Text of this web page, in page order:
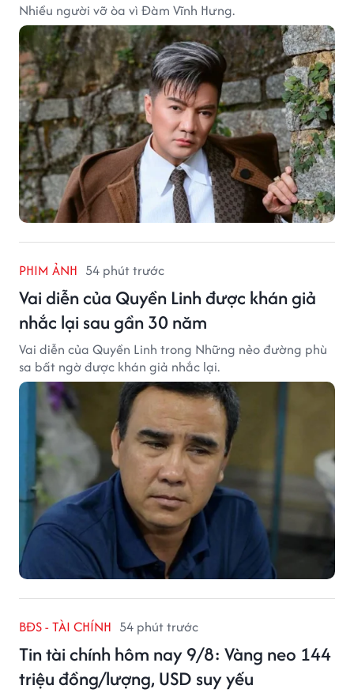
Nhiều người vỡ òa vì Đàm Vĩnh Hưng.
PHIM ẢNH 54 phút trước
Vai diễn của Quyền Linh được khán giả
nhắc lại sau gần 30 năm
Vai diễn của Quyền Linh trong Những nẻo đường phù
sa bất ngờ được khán giả nhắc lại.
BĐS - TÀI CHÍNH 54 phút trước
Tin tài chính hôm nay 9/8: Vàng neo 144
triệu đồng/lượng, USD suy yếu